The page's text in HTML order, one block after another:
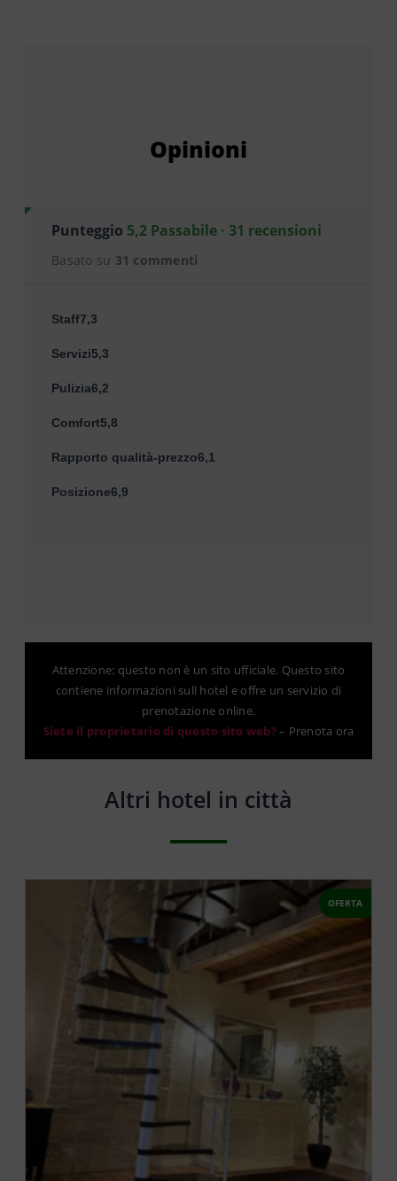
Opinioni
Punteggio 5,2 Passabile · 31 recensioni
Basato su 31 commenti
Staff7,3
Servizi5,3
Pulizia6,2
Comfort5,8
Rapporto qualità-prezzo6,1
Posizione6,9
Attenzione: questo non è un sito ufficiale. Questo sito
contiene informazioni sull hotel e offre un servizio di
prenotazione online.
Siete il proprietario di questo sito web?– Prenota ora
Altri hotel in città
OFERTA